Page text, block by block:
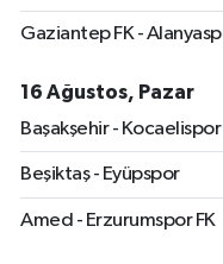
Gaziantep FK -
16 Ağustos, Pazar
Başakşehir - Kocaelispor
Beşiktaş - Eyüpspor
Amed - Erzurumspor FK